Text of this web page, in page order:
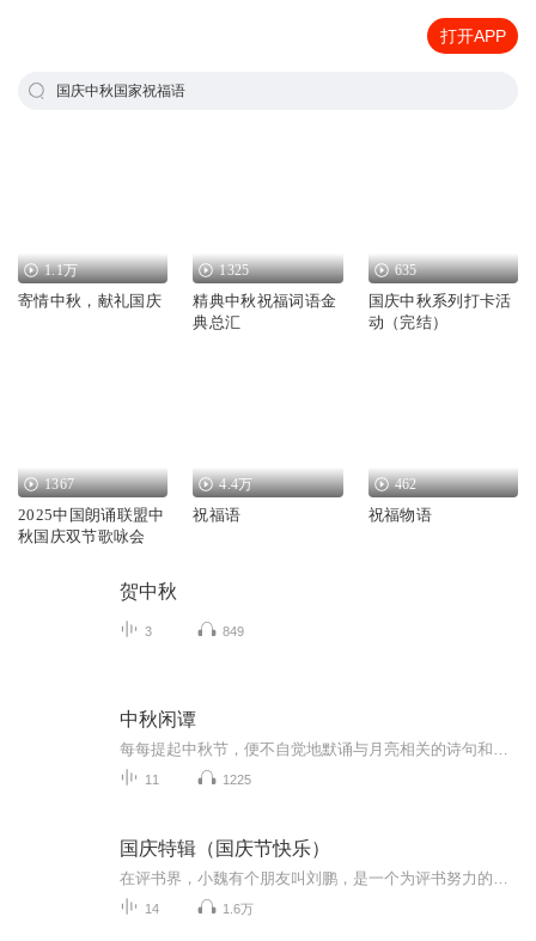
打开APP
国庆中秋国家祝福语
1.1万
寄情中秋，献礼国庆
1325
精典中秋祝福词语金
典总汇
635
国庆中秋系列打卡活
动（完结）
1367
2025中国朗诵联盟中
秋国庆双节歌咏会
4.4万
祝福语
462
祝福物语
贺中秋
3 849
中秋闲谭
11 1225
国庆特辑（国庆节快乐）
14 1.6万